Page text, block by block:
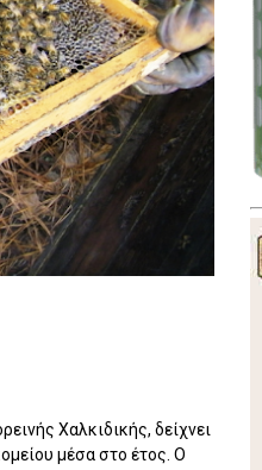
Χαλκιδικής, δείχνει
μέσα στο έτος. Ο